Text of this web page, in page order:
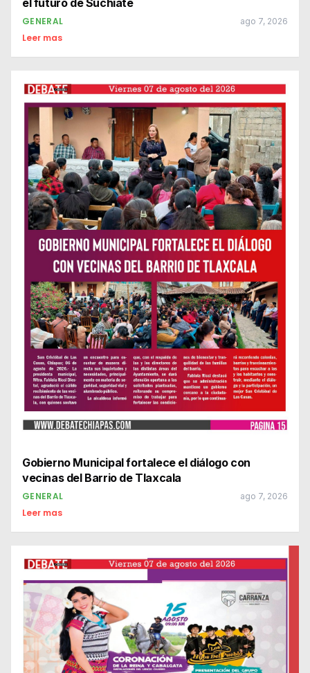
el futuro de Suchiate
GENERAL ago 7, 2026
Leer mas
Gobierno Municipal fortalece el diálogo con
vecinas del Barrio de Tlaxcala
GENERAL ago 7, 2026
Leer mas